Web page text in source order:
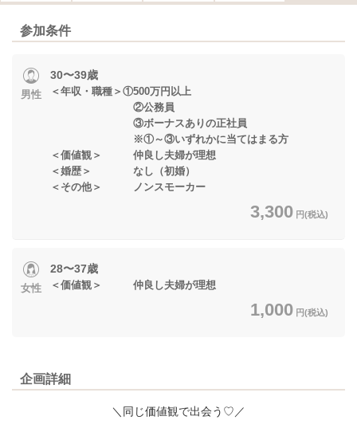
参加条件
男性
30〜39歳
＜年収・職種＞①500万円以上
②公務員
③ボーナスありの正社員
※①～③いずれかに当てはまる方
＜価値観＞ 仲良し夫婦が理想
＜婚歴＞ なし（初婚）
＜その他＞ ノンスモーカー
3,300 円(税込)
女性
28〜37歳
＜価値観＞ 仲良し夫婦が理想
1,000 円(税込)
企画詳細
＼同じ価値観で出会う♡／